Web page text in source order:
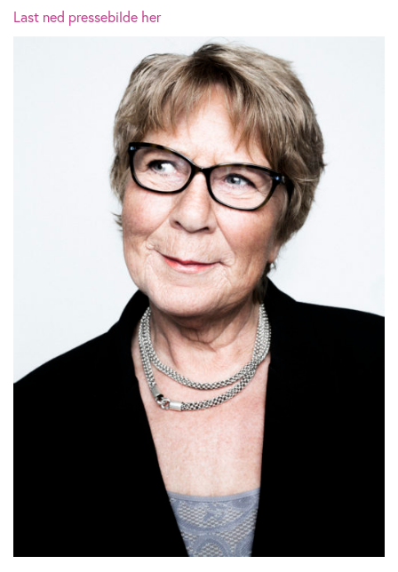
Last ned pressebilde her